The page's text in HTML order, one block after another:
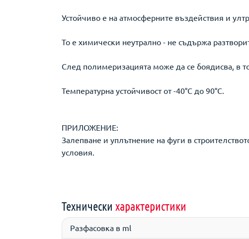
Устойчиво е на атмосферните въздействия и
То е химически неутрално - не съдържа
След полимеризацията може да се боядисва, в
Температурна устойчивост от -40°С до 90°С.
ПРИЛОЖЕНИЕ:
Залепване и уплътнение на фуги в
условия.
Технически характеристики
Разфасовка в ml